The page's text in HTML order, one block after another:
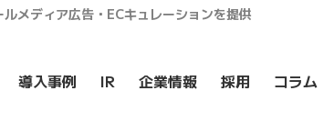
メディア広告・ECキュレーションを提供
導入事例 IR 企業情報 採用 コラム